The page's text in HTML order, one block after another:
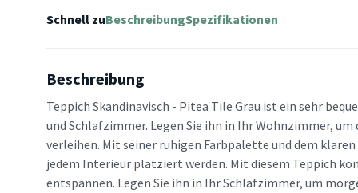
Schnell zuBeschreibungSpezifikationen
Beschreibung
Teppich Skandinavisch - Pitea Tile Grau ist ein sehr
und Schlafzimmer. Legen Sie ihn in Ihr Wohnzimmer,
verleihen. Mit seiner ruhigen Farbpalette und dem
jedem Interieur platziert werden. Mit diesem Teppich
entspannen. Legen Sie ihn in Ihr Schlafzimmer, um